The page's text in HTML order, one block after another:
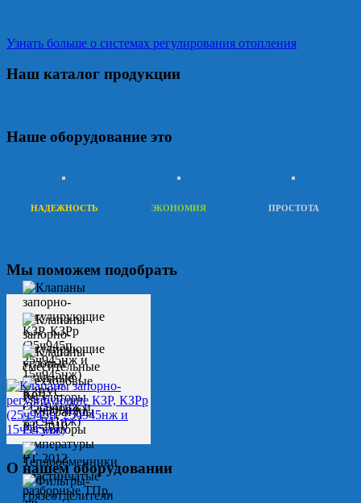
Узнать больше о системах регулирования отопления
Наш каталог продукции
Наше оборудование это
НАДЕЖНОСТЬ ЭКОНОМИЯ ПРОСТОТА
Мы поможем подобрать
О нашем оборудовании